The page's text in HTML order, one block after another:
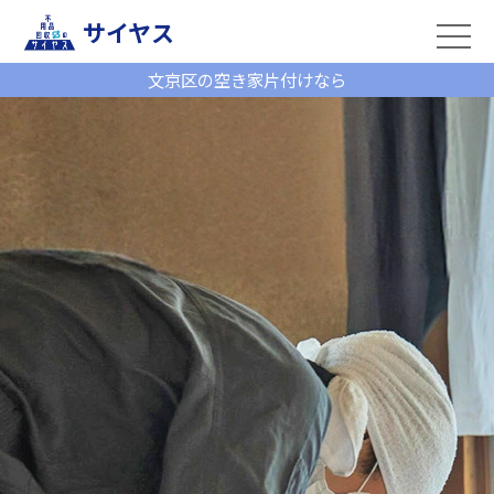
文京区の空き家片付けなら
サイヤス